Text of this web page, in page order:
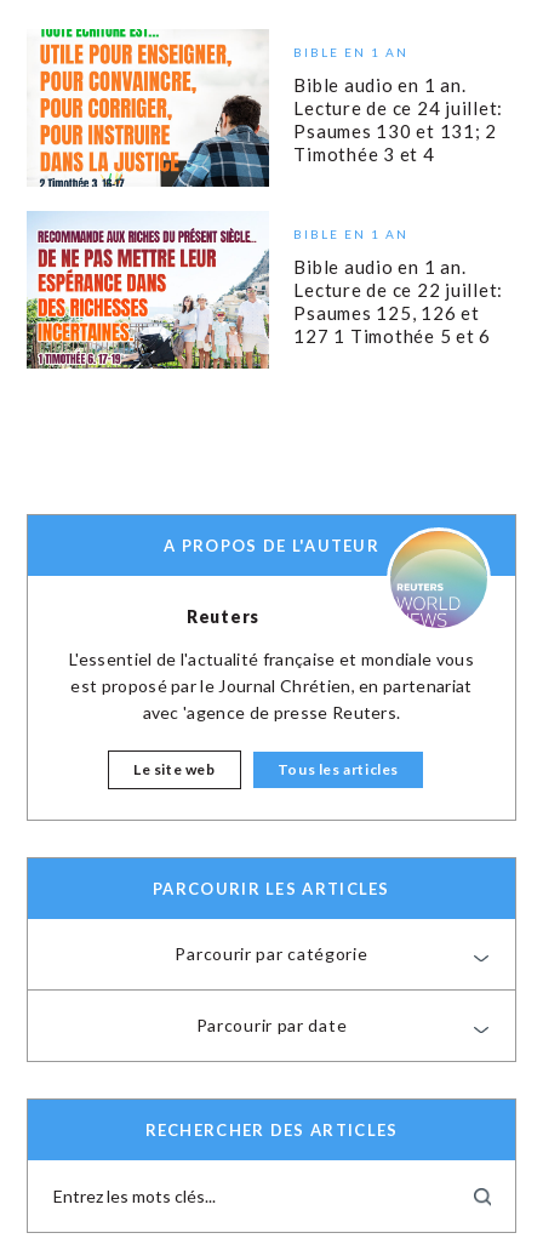
BIBLE EN 1 AN
Bible audio en 1 an.
Lecture de ce 24 juillet:
Psaumes 130 et 131; 2
Timothée 3 et 4
BIBLE EN 1 AN
Bible audio en 1 an.
Lecture de ce 22 juillet:
Psaumes 125, 126 et
127 1 Timothée 5 et 6
A PROPOS DE L'AUTEUR
Reuters
L'essentiel de l'actualité française et mondiale vous
est proposé par le Journal Chrétien, en partenariat
avec 'agence de presse Reuters.
Le site web Tous les articles
PARCOURIR LES ARTICLES
Parcourir par catégorie
Parcourir par date
RECHERCHER DES ARTICLES